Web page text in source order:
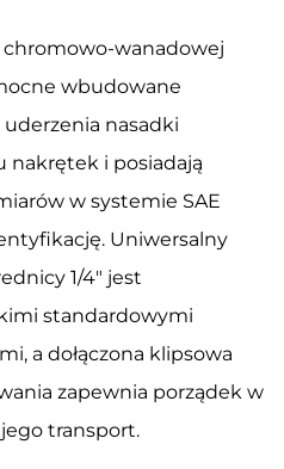
chromowo-wanadowej
wbudowane
nasadki
nakrętek i posiadają
w systemie SAE
Uniwersalny
1/4" jest
standardowymi
a dołączona klipsowa
zapewnia porządek w
jego transport.